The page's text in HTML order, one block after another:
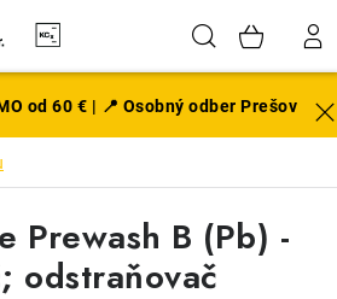
Hľadať
od 60 € | 📍 Osobný odber Prešov
Prewash B (Pb) -
odstraňovač